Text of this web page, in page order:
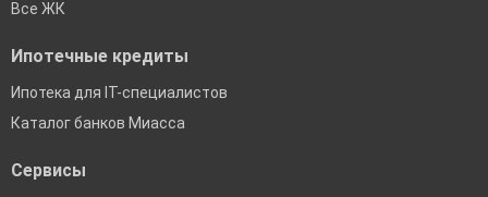
Все ЖК
Ипотечные кредиты
Ипотека для IT-специалистов
Каталог банков Миасса
Сервисы